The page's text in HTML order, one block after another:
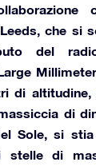
che si
del
di
di
Sole, si
stelle di